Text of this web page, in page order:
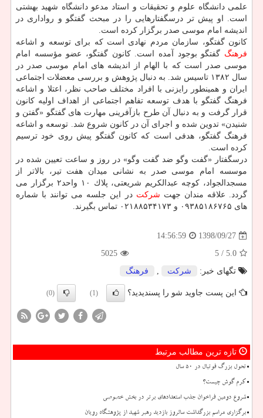
علمی دانشگاه علوم و تحقیقات و استاد مدعو دانشگاه شهید بهشتی
است. او پیش تر درسگفتارهایی را در مبحث گفتگو و رواداری در
اندیشه امام موسی صدر برگزار كرده است.
كانون گفتگو، سازمان مردم نهادی است كه برای توسعه و اشاعه
فرهنگ گفتگو بوجود آمده است. كانون گفتگو، عضو مؤسسه امام
موسی صدر است كه با الهام از اندیشه های امام موسی صدر در
سال ۱۳۸۲ تاسیس شد. به دنبال پژوهش و بررسی معضلات اجتماعی
ایران و همینطور رایزنی با افراد مختلف صاحب نظر، اعتلا و اشاعه
فرهنگ گفتگو با هدف توسعه تفاهم اجتماعی از اهداف اولیه كانون
قرار گرفت و به دنبال آن طرح بازآفرینی مهارت های گفتگو «گفتن و
شنیدن» تدوین شده و اجرای آن در كانون شروع شد. توسعه و اشاعه
فرهنگ گفتگو، هدفی است كه كانون گفتگو پیش روی خود ترسیم
كرده است.
درسگفتار «گفت وگو ضد گفت وگو» در روز و ساعت تعیین شده در
موسسه امام موسی صدر به نشانی میدان هفت تیر، بالاتر از
مسجدالجواد، كوچه عبدالكریم شریعتی، پلاك ۱۰ واحد۲ برگزار می
گردد. علاقه مندان جهت شركت در این جلسه می توانند با شماره
های ۰۹۳۸۵۱۸۶۷۶۵ و ۰۲۱۸۸۵۳۴۱۷۳ تماس بگیرند.
1398/09/27
14:56:59
5.0
/ 5
5025
تگهای خبر:
شركت , فرهنگ
این پست جاوید شو را پسندیدید؟ (1)
(0)
تازه ترین مطالب مرتبط
تحول بزرگ فوتبال در ۵۰ سال
کرم گوش چیست؟
شروع دومین فراخوان جذب استعدادهای برتر در بخش خصوصی
برگزاری مراسم بزرگداشت سالروز بازدید رهبر شهید از پژوهشگاه رویان